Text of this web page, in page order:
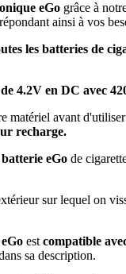
eGo grâce à
ainsi à vos
les batteries de
4.2V en DC avec
matériel avant
recharge.
eGo de
sur lequel on
estcompatible
sa description.